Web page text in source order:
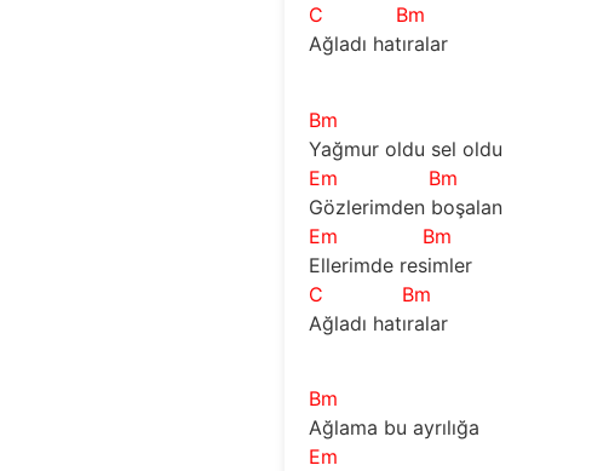
C
Bm
Ağladı hatıralar
Bm
Yağmur oldu sel oldu
Em
Bm
Gözlerimden boşalan
Em
Bm
Ellerimde resimler
C
Bm
Ağladı hatıralar
Bm
Ağlama bu ayrılığa
Em